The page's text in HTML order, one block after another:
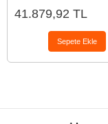
41.879,92 TL
Sepete Ekle